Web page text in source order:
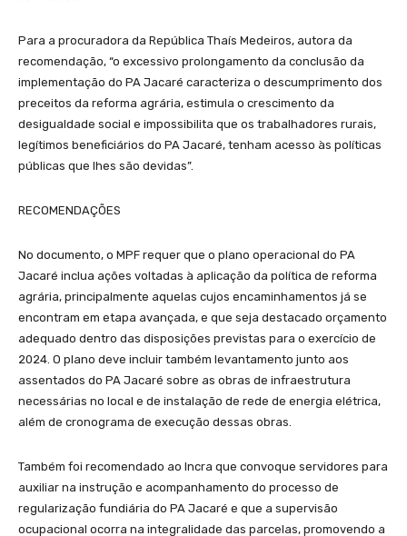
Para a procuradora da República Thaís Medeiros, autora da
recomendação, “o excessivo prolongamento da conclusão da
implementação do PA Jacaré caracteriza o descumprimento dos
preceitos da reforma agrária, estimula o crescimento da
desigualdade social e impossibilita que os trabalhadores rurais,
legítimos beneficiários do PA Jacaré, tenham acesso às políticas
públicas que lhes são devidas”.
RECOMENDAÇÕES
No documento, o MPF requer que o plano operacional do PA
Jacaré inclua ações voltadas à aplicação da política de reforma
agrária, principalmente aquelas cujos encaminhamentos já se
encontram em etapa avançada, e que seja destacado orçamento
adequado dentro das disposições previstas para o exercício de
2024. O plano deve incluir também levantamento junto aos
assentados do PA Jacaré sobre as obras de infraestrutura
necessárias no local e de instalação de rede de energia elétrica,
além de cronograma de execução dessas obras.
Também foi recomendado ao Incra que convoque servidores para
auxiliar na instrução e acompanhamento do processo de
regularização fundiária do PA Jacaré e que a supervisão
ocupacional ocorra na integralidade das parcelas, promovendo a